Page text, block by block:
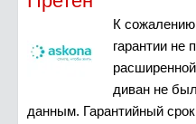
К
гарантии не
диван не
данным. Гарантийный